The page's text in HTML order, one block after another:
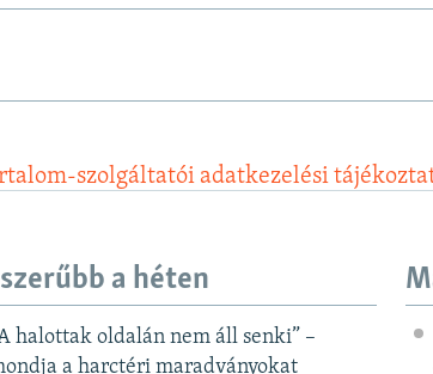
szolgáltatói adatkezelési
a héten
halottak oldalán nem áll senki” –
a harctéri maradványokat